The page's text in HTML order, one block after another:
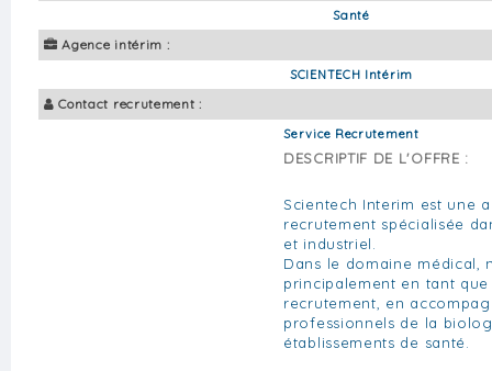
Santé
Agence intérim :
SCIENTECH Intérim
Contact recrutement :
Service Recrutement
DESCRIPTIF DE L'OFFRE :
Scientech Interim est une
recrutement spécialisée
et industriel.
Dans le domaine médical,
principalement en tant
recrutement, en
professionnels de la
établissements de santé.